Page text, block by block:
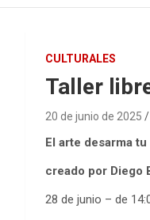
CULTURALES
Taller
20 de junio de 2025
El arte desarma
creado por Diego
28 de junio – de